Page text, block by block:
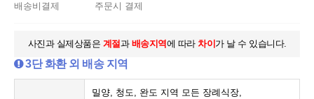
배송비결제
주문시 결제
사진과 실제상품은 계절과 배송지역에 따라 차이 가 날 수 있습니다.
3단 화환 외 배송 지역
밀양, 청도, 완도 지역 모든 장례식장,